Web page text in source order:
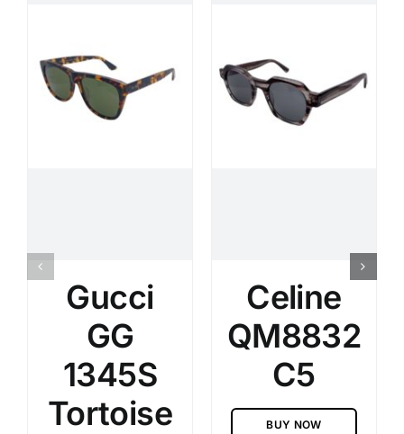
Gucci
GG
1345S
Tortoise
Celine
QM8832
C5
BUY NOW